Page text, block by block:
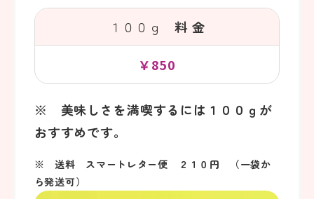
１００ｇ料 金
￥850
※ 美味しさを満喫するには１００ｇが
おすすめです。
※ 送料 スマートレター便 ２１０円 （一袋か
ら発送可）